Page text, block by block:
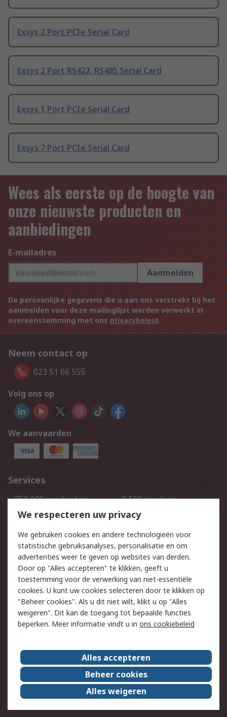
Exsys 2 Port PCIe Serial Card
Exsys 2 Port RS422, RS485 Serial Card
Exsys 1 Port PCIe Serial Card
Exsys 7 Port PCIe Serial Card
Wees als eerste op de hoogte van
onze nieuwste producten en
aanbiedingen
E-mailadres
Aanmelden
De persoonlijke gegevens die u aan ons verstrekt bij het
aanmelden voor deze mailinglijst worden verwerkt in
overeenstemming met ons privacybeleid.
Neem contact op
023 51 66 555
Volg ons op
We aanvaarden
Services
750.000 producten
2.500 merken
Bestellen
Inkoopoplossingen
Track & Trace
Wettelijk
Cookiebeleid
Email veiligheid
Privacybeleid
Websitevoorwaarden
Algemene
verkoopvoorwaarden
Over RS
RS Group
Over ons
RS wereldwijd
Werken bij RS
ESG
We respecteren uw privacy
We gebruiken cookies en andere technologieën voor
statistische gebruiksanalyses, personalisatie en om
advertenties weer te geven op websites van derden.
Door op "Alles accepteren" te klikken, geeft u
toestemming voor de verwerking van niet-essentiële
cookies. U kunt uw cookies selecteren door te klikken op
"Beheer cookies". Als u dit niet wilt, klikt u op "Alles
weigeren". Dit kan de toegang tot bepaalde functies
beperken. Meer informatie vindt u in ons cookiebeleid
Alles accepteren
Beheer cookies
Alles weigeren